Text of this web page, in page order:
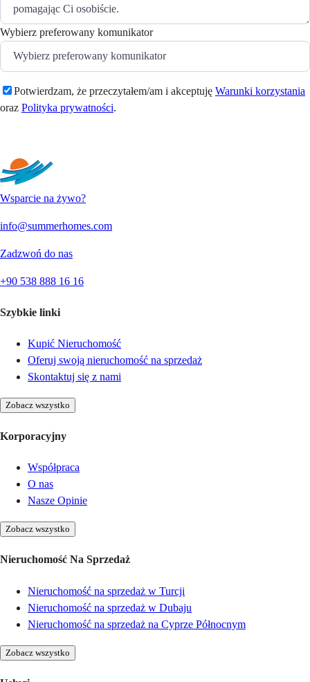
Wybierz preferowany komunikator
Potwierdzam, że przeczytałem/am i akceptuję Warunki korzystania
oraz Polityka prywatności.
Wsparcie na żywo?
info@summerhomes.com
Zadzwoń do nas
+90 538 888 16 16
Szybkie linki
Kupić Nieruchomość
Oferuj swoją nieruchomość na sprzedaż
Skontaktuj się z nami
Zobacz wszystko
Korporacyjny
Współpraca
O nas
Nasze Opinie
Zobacz wszystko
Nieruchomość Na Sprzedaż
Nieruchomość na sprzedaż w Turcji
Nieruchomość na sprzedaż w Dubaju
Nieruchomość na sprzedaż na Cyprze Północnym
Zobacz wszystko